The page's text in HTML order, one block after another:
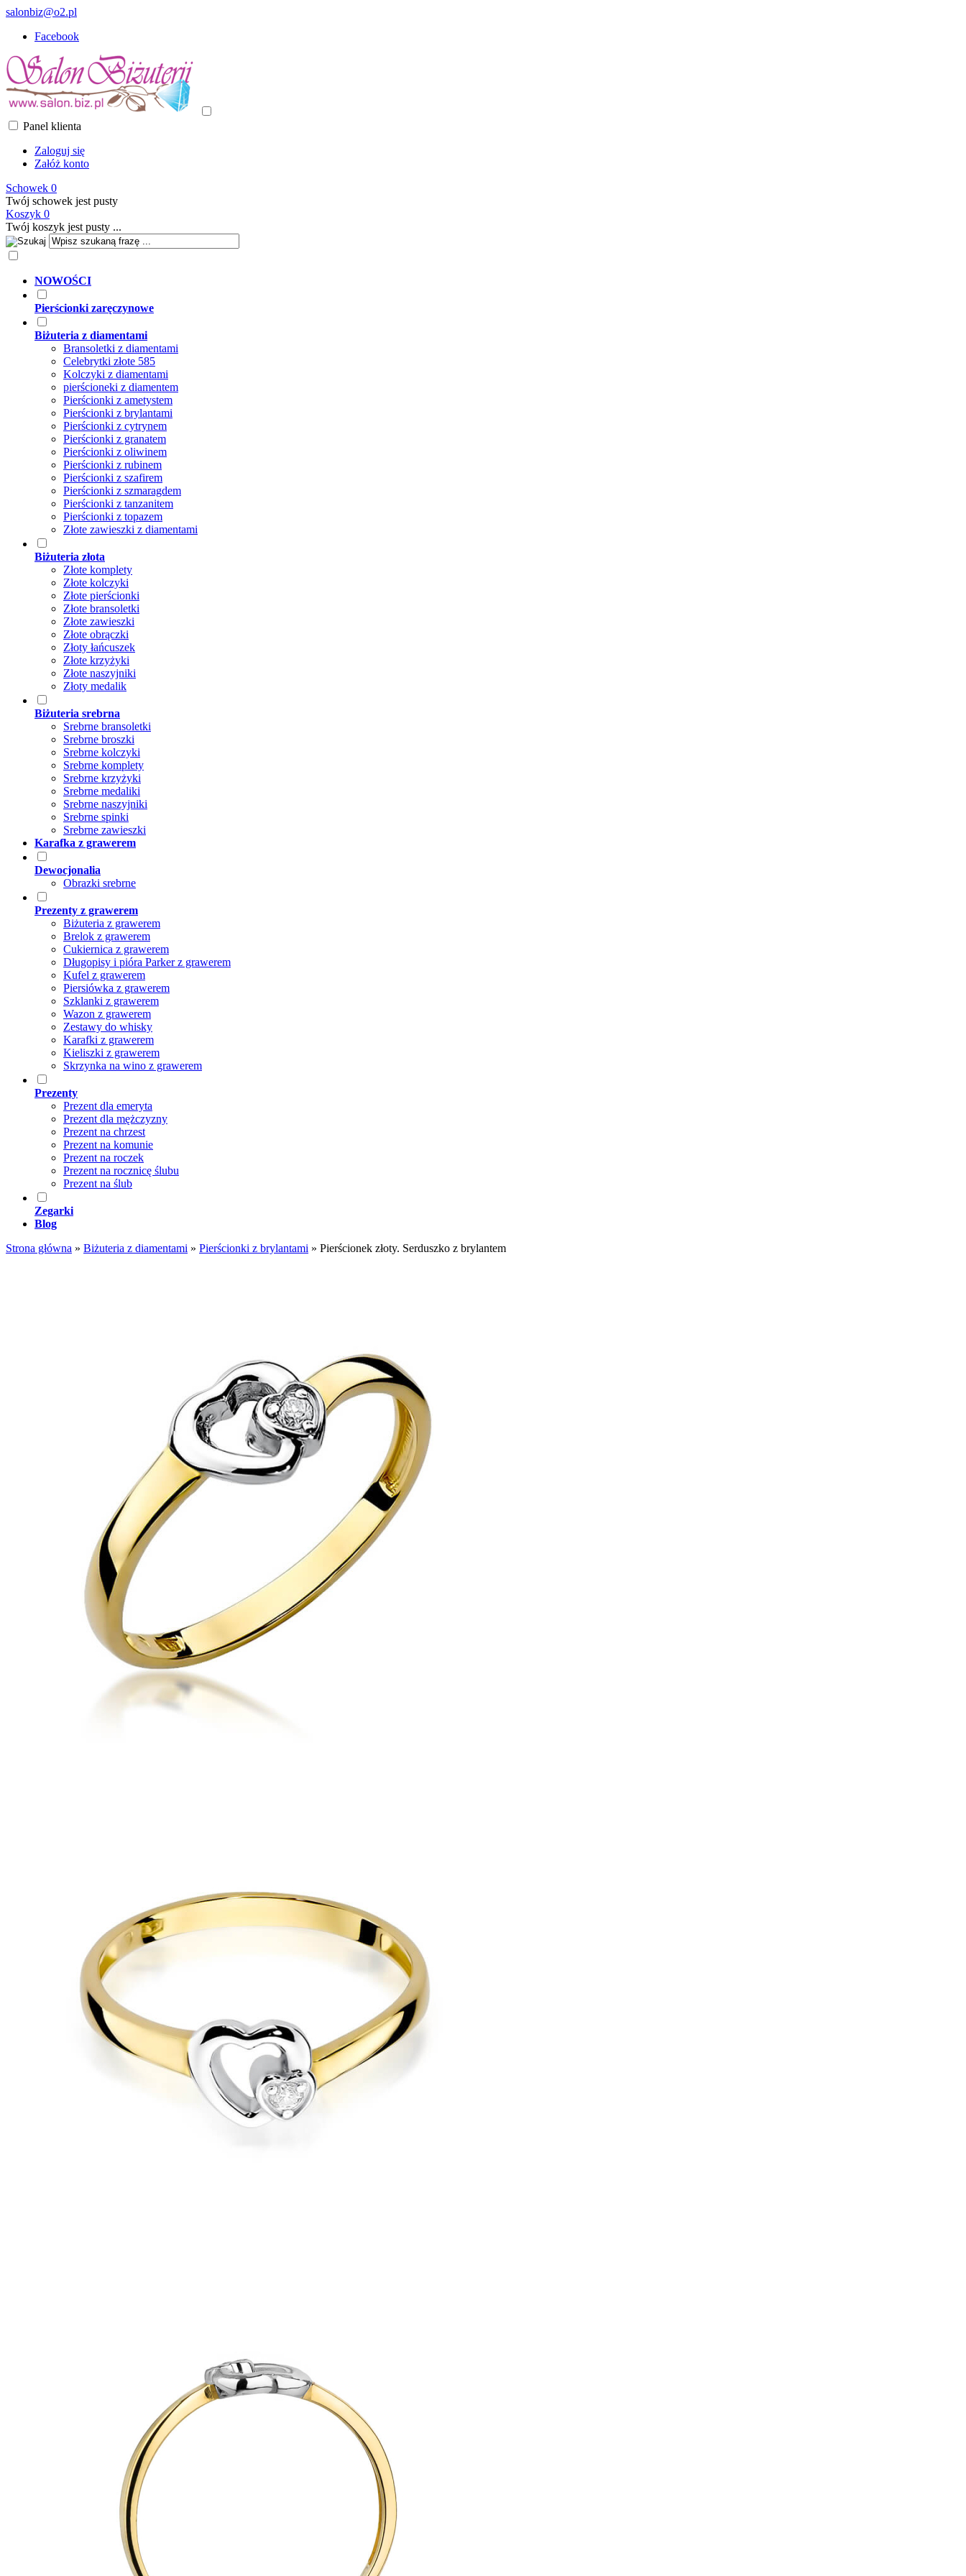
salonbiz@o2.pl
Facebook
Panel klienta
Zaloguj się
Załóż konto
Schowek 0
Twój schowek jest pusty
Koszyk 0
Twój koszyk jest pusty ...
NOWOŚCI
Pierścionki zaręczynowe
Biżuteria z diamentami
Bransoletki z diamentami
Celebrytki złote 585
Kolczyki z diamentami
pierścioneki z diamentem
Pierścionki z ametystem
Pierścionki z brylantami
Pierścionki z cytrynem
Pierścionki z granatem
Pierścionki z oliwinem
Pierścionki z rubinem
Pierścionki z szafirem
Pierścionki z szmaragdem
Pierścionki z tanzanitem
Pierścionki z topazem
Złote zawieszki z diamentami
Biżuteria złota
Złote komplety
Złote kolczyki
Złote pierścionki
Złote bransoletki
Złote zawieszki
Złote obrączki
Złoty łańcuszek
Złote krzyżyki
Złote naszyjniki
Złoty medalik
Biżuteria srebrna
Srebrne bransoletki
Srebrne broszki
Srebrne kolczyki
Srebrne komplety
Srebrne krzyżyki
Srebrne medaliki
Srebrne naszyjniki
Srebrne spinki
Srebrne zawieszki
Karafka z grawerem
Dewocjonalia
Obrazki srebrne
Prezenty z grawerem
Biżuteria z grawerem
Brelok z grawerem
Cukiernica z grawerem
Długopisy i pióra Parker z grawerem
Kufel z grawerem
Piersiówka z grawerem
Szklanki z grawerem
Wazon z grawerem
Zestawy do whisky
Karafki z grawerem
Kieliszki z grawerem
Skrzynka na wino z grawerem
Prezenty
Prezent dla emeryta
Prezent dla mężczyzny
Prezent na chrzest
Prezent na komunie
Prezent na roczek
Prezent na rocznicę ślubu
Prezent na ślub
Zegarki
Blog
Strona główna » Biżuteria z diamentami » Pierścionki z brylantami » Pierścionek złoty. Serduszko z brylantem